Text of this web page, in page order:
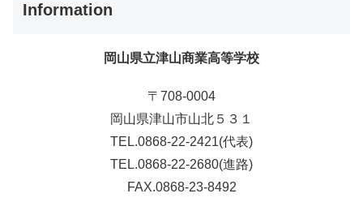
Information
岡山県立津山商業高等学校
〒708-0004
岡山県津山市山北５３１
TEL.0868-22-2421(代表)
TEL.0868-22-2680(進路)
FAX.0868-23-8492